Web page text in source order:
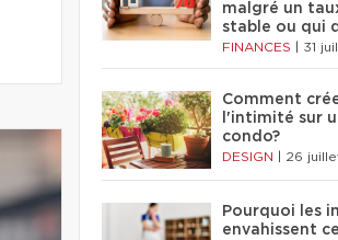
malgré un
stable ou qui
FINANCES 31
Comment
l'intimité sur
condo?
DESIGN 26
Pourquoi les
envahissent